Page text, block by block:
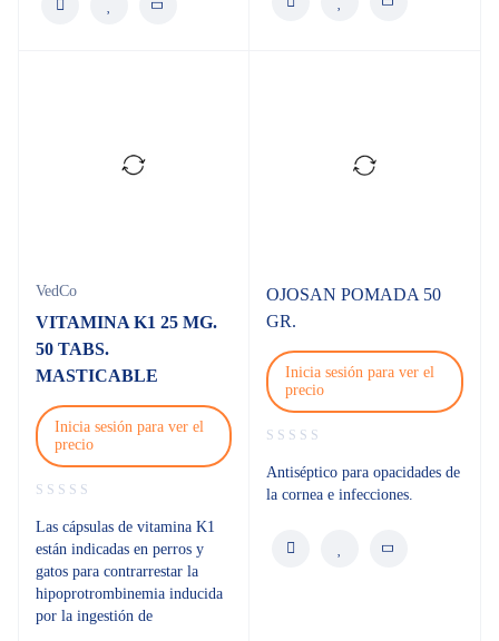
VedCo
VITAMINA K1 25 MG.
50 TABS.
MASTICABLE
Inicia sesión para ver el
precio
Las cápsulas de vitamina K1
están indicadas en perros y
gatos para contrarrestar la
hipoprotrombinemia inducida
por la ingestión de
OJOSAN POMADA 50
GR.
Inicia sesión para ver el
precio
Antiséptico para opacidades de
la cornea e infecciones.